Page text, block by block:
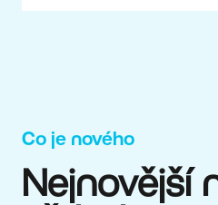
Co je nového
Nejnovější